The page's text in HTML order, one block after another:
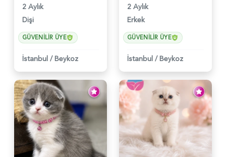
2 Aylık
Dişi
GÜVENILIR ÜYE
İstanbul / Beykoz
2 Aylık
Erkek
GÜVENILIR ÜYE
İstanbul / Beykoz